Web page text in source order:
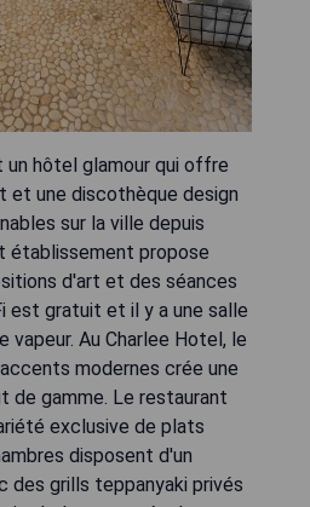
un hôtel glamour qui offre
et une discothèque design
sur la ville depuis
établissement propose
d'art et des séances
est gratuit et il y a une salle
vapeur. Au Charlee Hotel, le
modernes crée une
de gamme. Le restaurant
exclusive de plats
disposent d'un
des grills teppanyaki privés